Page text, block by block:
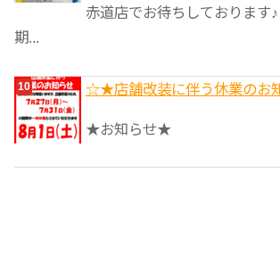
赤道店でお待ちしております
期...
☆★店舗改装に伴う休業の
★お知らせ★